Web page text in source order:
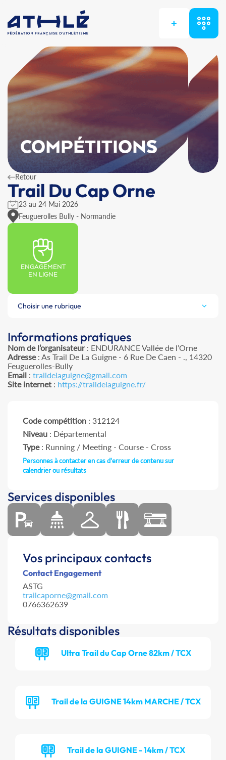
+
COMPÉTITIONS
Retour
Trail Du Cap Orne
23 au 24 Mai 2026
Feuguerolles Bully - Normandie
ENGAGEMENT
EN LIGNE
Choisir une rubrique
Informations pratiques
Nom de l’organisateur: ENDURANCE Vallée de l’Orne
Adresse: As Trail De La Guigne - 6 Rue De Caen - ., 14320
Feuguerolles-Bully
Email : traildelaguigne@gmail.com
Site internet : https://traildelaguigne.fr/
Code compétition : 312124
Niveau : Départemental
Type: Running / Meeting - Course - Cross
Personnes à contacter en cas d'erreur de contenu sur
calendrier ou résultats
Services disponibles
Vos principaux contacts
Contact Engagement
ASTG
trailcaporne@gmail.com
0766362639
Résultats disponibles
Ultra Trail du Cap Orne 82km / TCX
Trail de la GUIGNE 14km MARCHE / TCX
Trail de la GUIGNE - 14km / TCX